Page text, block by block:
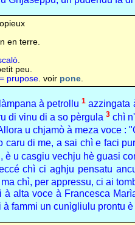
en terre.
.
peu.
prupose. voir pone.
à petrollu1 azzingata
di vinu di a so pèrgula 3 chì
u chjamò à meza voce :
caru di me, a sai chì e faci
è u casgiu vechju hè guasi
chì ci aghju pensatu
chì, per appressu, ci ai
alta voce à Francesca
à fammi un cunìgliulu prontu